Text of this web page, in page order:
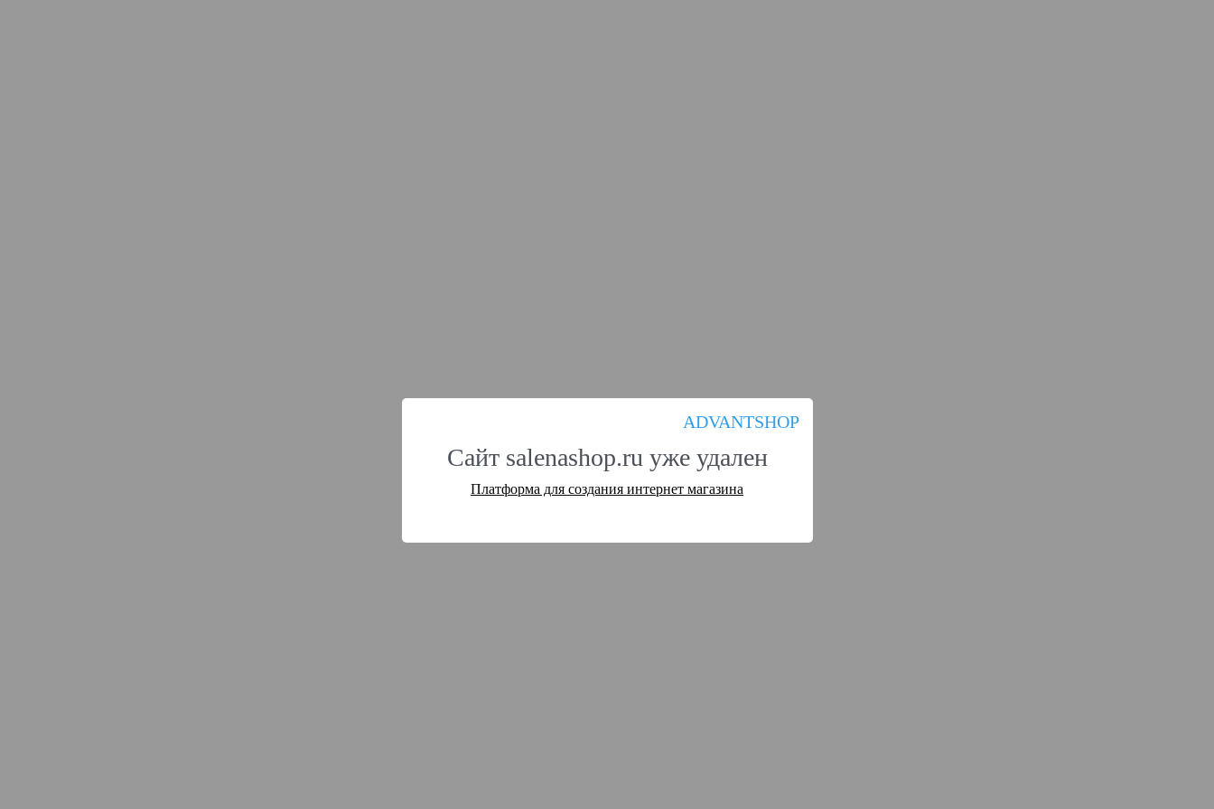
ADVANTSHOP
Сайт salenashop.ru уже удален
Платформа для создания интернет магазина